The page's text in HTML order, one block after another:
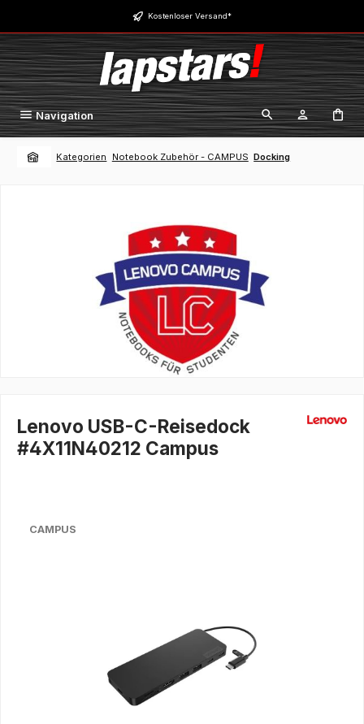
Zum Hauptinhalt springen Kostenloser Versand*
Navigation
Kategorien Notebook Zubehör - CAMPUS Docking
Lenovo USB-C-Reisedock
#4X11N40212 Campus
CAMPUS